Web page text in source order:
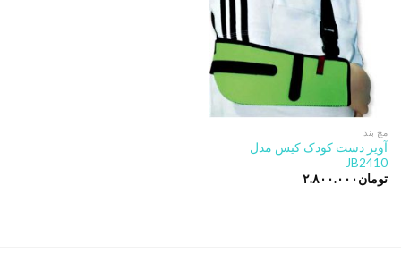
مچ بند
آویز دست کودک کیس مدل
JB2410
تومان ۲.۸۰۰.۰۰۰